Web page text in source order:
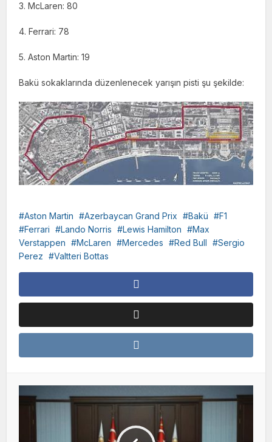
3. McLaren: 80
4. Ferrari: 78
5. Aston Martin: 19
Bakü sokaklarında düzenlenecek yarışın pisti şu şekilde:
Aston Martin Azerbaycan Grand Prix Bakü
F1
Ferrari
Lando Norris Lewis Hamilton
Max
Verstappen
McLaren Mercedes Red Bull
Sergio
Perez
Valtteri Bottas